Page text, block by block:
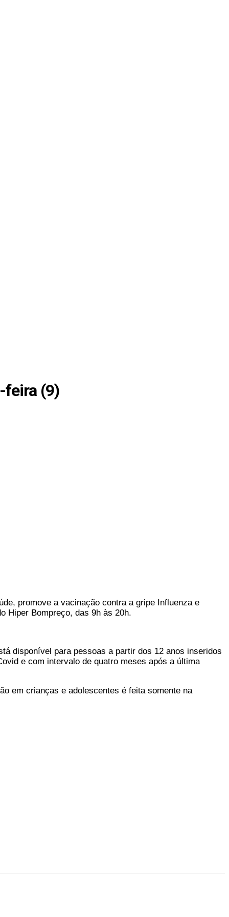
feira (9)
promove a vacinação contra a gripe Influenza e
Hiper Bompreço, das 9h às 20h.
disponível para pessoas a partir dos 12 anos inseridos
e com intervalo de quatro meses após a última
em crianças e adolescentes é feita somente na